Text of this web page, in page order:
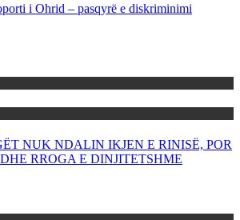
i Ohrid – pasqyrë e diskriminimi
NUK NDALIN IKJEN E RINISË, POR
RROGA E DINJITETSHME